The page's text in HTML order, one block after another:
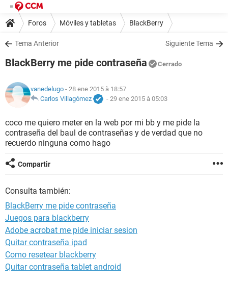
Foros Móviles y tabletas BlackBerry
Tema Anterior Siguiente Tema
BlackBerry me pide contraseña Cerrado
vanedelugo - 28 ene 2015 à 18:57
Carlos Villagómez
- 29 ene 2015 à 05:03
coco me quiero meter en la web por mi bb y me pide la
contraseña del baul de contraseñas y de verdad que no
recuerdo ninguna como hago
Compartir
Consulta también:
BlackBerry me pide contraseña
Juegos para blackberry
Adobe acrobat me pide iniciar sesion
Quitar contraseña ipad
Como resetear blackberry
Quitar contraseña tablet android